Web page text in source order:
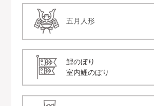
五月人形
鯉のぼり
室内鯉のぼり